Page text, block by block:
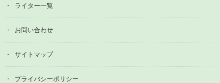
ライター一覧
お問い合わせ
サイトマップ
プライバシーポリシー